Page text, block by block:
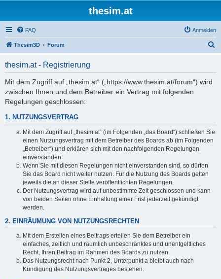
thesim.at
FAQ Anmelden
Thesim3D Forum
thesim.at - Registrierung
Mit dem Zugriff auf „thesim.at“ („https://www.thesim.at/forum“) wird
zwischen Ihnen und dem Betreiber ein Vertrag mit folgenden
Regelungen geschlossen:
1. NUTZUNGSVERTRAG
Mit dem Zugriff auf „thesim.at“ (im Folgenden „das Board“) schließen Sie
einen Nutzungsvertrag mit dem Betreiber des Boards ab (im Folgenden
„Betreiber“) und erklären sich mit den nachfolgenden Regelungen
einverstanden.
Wenn Sie mit diesen Regelungen nicht einverstanden sind, so dürfen
Sie das Board nicht weiter nutzen. Für die Nutzung des Boards gelten
jeweils die an dieser Stelle veröffentlichten Regelungen.
Der Nutzungsvertrag wird auf unbestimmte Zeit geschlossen und kann
von beiden Seiten ohne Einhaltung einer Frist jederzeit gekündigt
werden.
2. EINRÄUMUNG VON NUTZUNGSRECHTEN
Mit dem Erstellen eines Beitrags erteilen Sie dem Betreiber ein
einfaches, zeitlich und räumlich unbeschränktes und unentgeltliches
Recht, Ihren Beitrag im Rahmen des Boards zu nutzen.
Das Nutzungsrecht nach Punkt 2, Unterpunkt a bleibt auch nach
Kündigung des Nutzungsvertrages bestehen.